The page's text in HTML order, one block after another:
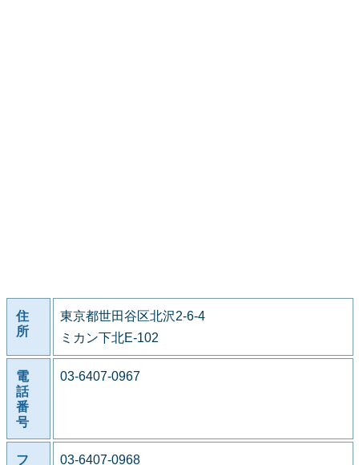
住
所
東京都世田谷区北沢2-6-4
ミカン下北E-102
電
話
番
号
03-6407-0967
フ 03-6407-0968